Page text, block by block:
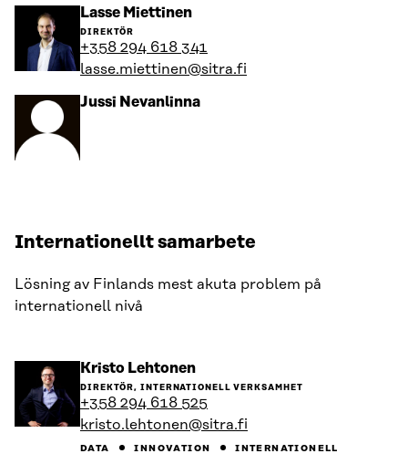
Lasse MiettinenGå
personens
profil
DIREKTÖR
+358 294 618 341
lasse.miettinen@sitra.fi
Jussi NevanlinnaGå
Internationellt samarbete
Lösning av Finlands mest akuta problem på
internationell nivå
Kristo LehtonenGå
till
personens
profil
DIREKTÖR, INTERNATIONELL VERKSAMHET
+358 294 618 525
kristo.lehtonen@sitra.fi
DATA INNOVATION
INTERNATIONELL